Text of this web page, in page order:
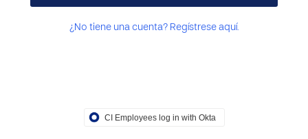
¿No tiene una cuenta? Regístrese aquí.
CI Employees log in with Okta